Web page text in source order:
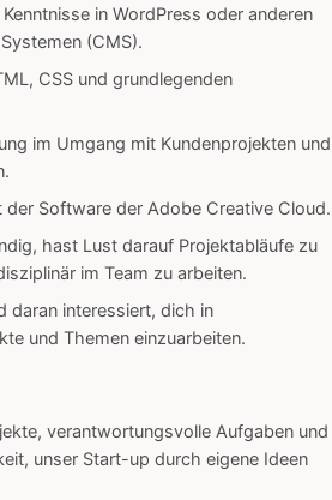
in WordPress oder anderen
(CMS).
CSS und grundlegenden
im Umgang mit Kundenprojekten und
der Software der Adobe Creative Cloud.
hast Lust darauf Projektabläufe zu
im Team zu arbeiten.
daran interessiert, dich in
und Themen einzuarbeiten.
verantwortungsvolle Aufgaben und
unser Start-up durch eigene Ideen